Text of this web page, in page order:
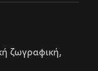
ζωγραφική,